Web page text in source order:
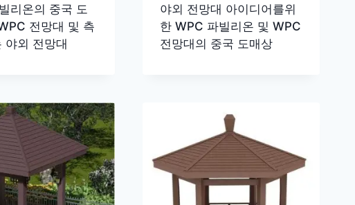
리온의 중국 도
전망대 및 측
야외 전망대
야외 전망대 아이디어를위
한 WPC 파빌리온 및 WPC
전망대의 중국 도매상